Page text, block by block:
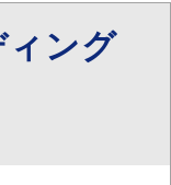
ィング